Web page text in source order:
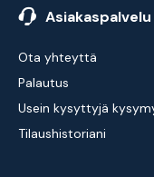
Asiakaspalvelu
Ota yhteyttä
Palautus
Usein kysyttyjä
Tilaushistoriani